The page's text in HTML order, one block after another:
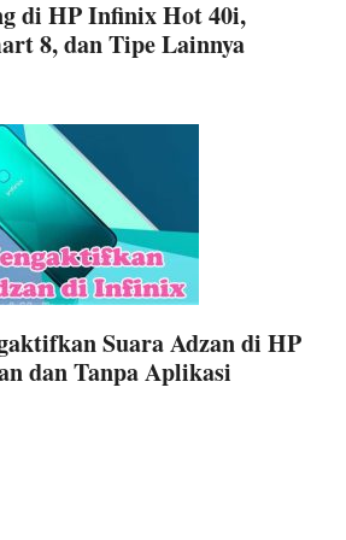
di HP Infinix Hot 40i,
8, dan Tipe Lainnya
Suara Adzan di HP
dan Tanpa Aplikasi